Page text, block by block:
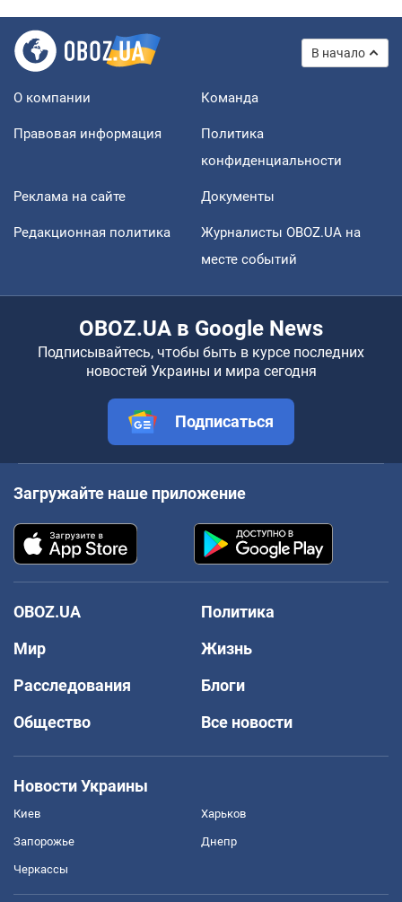
В начало
О компании Команда
Правовая информация
Политика
конфиденциальности
Реклама на сайте Документы
Редакционная политика
Журналисты OBOZ.UA на
месте событий
OBOZ.UA в Google News
Подписывайтесь, чтобы быть в курсе последних
новостей Украины и мира сегодня
Подписаться
Загружайте наше приложение
OBOZ.UA
Политика
Мир
Жизнь
Расследования
Блоги
Общество
Все новости
Новости Украины
Киев Харьков
Запорожье Днепр
Черкассы